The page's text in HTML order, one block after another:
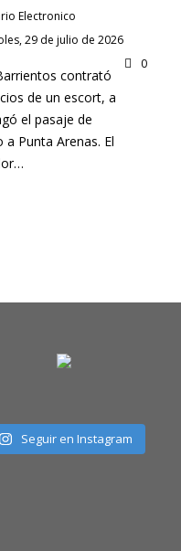
Electronico
29 de julio de 2026
0
contrató
de un escort, a
el pasaje de
a Punta Arenas. El
Seguir en Instagram